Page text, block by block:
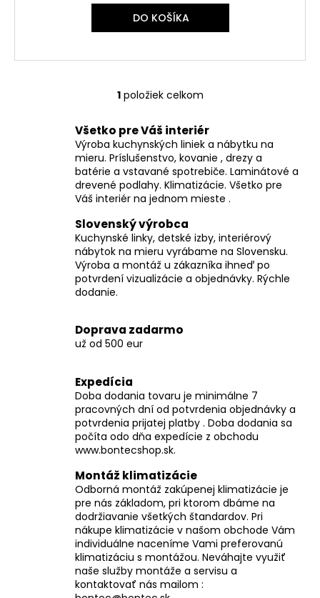
DO KOŠÍKA
O
l
á
d
a
c
e
p
r
v
v
ý
u
1položiek celkom
Všetko pre Váš interiér
Výroba kuchynských liniek a nábytku na
mieru. Príslušenstvo, kovanie , drezy a
batérie a vstavané spotrebiče. Laminátové a
drevené podlahy. Klimatizácie. Všetko pre
Váš interiér na jednom mieste .
Slovenský výrobca
Kuchynské linky, detské izby, interiérový
nábytok na mieru vyrábame na Slovensku.
Výroba a montáž u zákazníka ihneď po
potvrdení vizualizácie a objednávky. Rýchle
dodanie.
Doprava zadarmo
už od 500 eur
Expedícia
Doba dodania tovaru je minimálne 7
pracovných dní od potvrdenia objednávky a
potvrdenia prijatej platby . Doba dodania sa
počíta odo dňa expedície z obchodu
www.bontecshop.sk.
Montáž klimatizácie
Odborná montáž zakúpenej klimatizácie je
pre nás základom, pri ktorom dbáme na
dodržiavanie všetkých štandardov. Pri
nákupe klimatizácie v našom obchode Vám
individuálne naceníme Vami preferovanú
klimatizáciu s montážou. Neváhajte využiť
naše služby montáže a servisu a
kontaktovať nás mailom :